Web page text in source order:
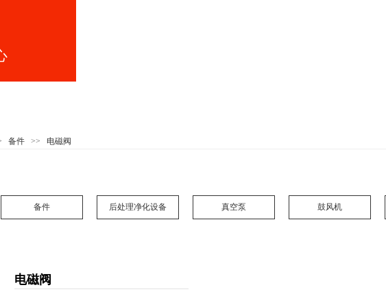
备件 >> 电磁阀
备件 后处理净化设备 真空泵 鼓风机
电磁阀